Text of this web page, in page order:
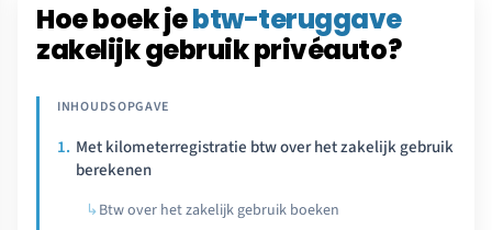
Hoe boek jebtw-teruggave
zakelijk gebruik privéauto?
Met kilometerregistratie btw over het zakelijk gebruik
berekenen
Btw over het zakelijk gebruik boeken